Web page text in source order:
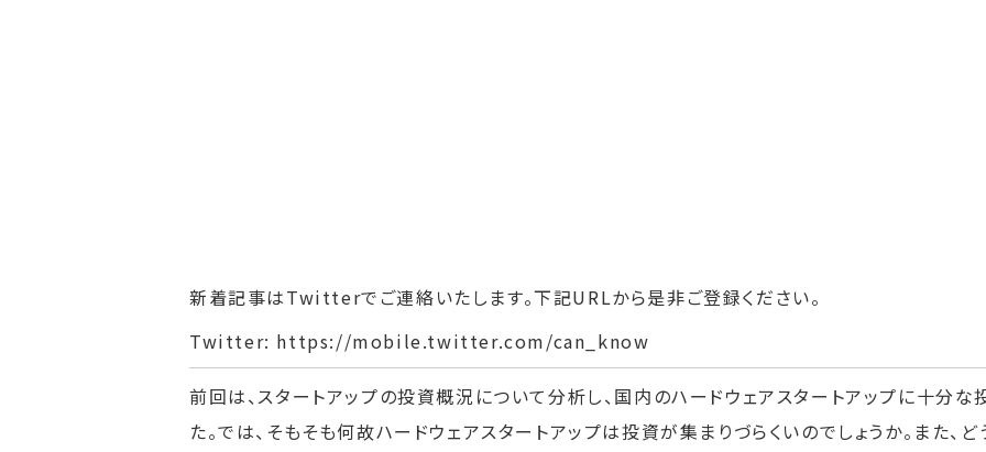
新着記事はTwitterでご連絡いたします。下記URLから是非ご登録ください。
Twitter: https://mobile.twitter.com/can_know
前回は、スタートアップの投資概況について分析し、国内のハードウェアスタートアップに十分
た。では、そもそも何故ハードウェアスタートアップは投資が集まりづらくいのでしょうか。また